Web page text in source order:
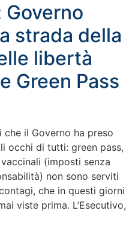
strada della
libertà
Green Pass
il Governo ha preso
occhi di tutti: green pass,
(imposti senza
non sono serviti
che in questi giorni
viste prima. L’Esecutivo,